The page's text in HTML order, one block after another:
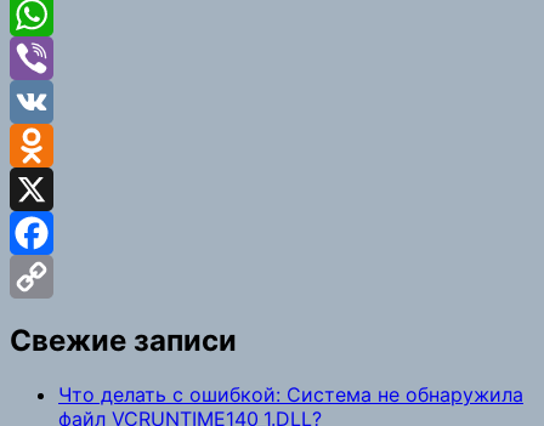
Telegram
WhatsApp
Viber
VK
Odnoklassniki
X
Facebook
Свежие записи
Что делать с ошибкой: Система не обнаружила
файл VCRUNTIME140_1.DLL?